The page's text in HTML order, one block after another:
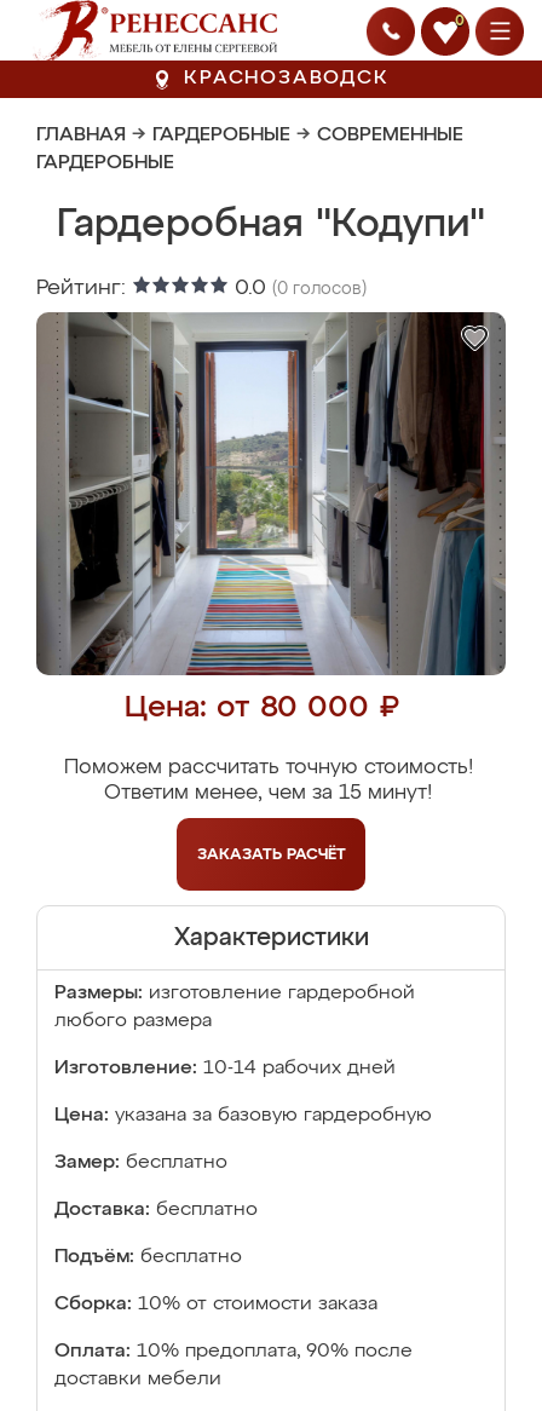
0
КРАСНОЗАВОДСК
ГЛАВНАЯ → ГАРДЕРОБНЫЕ → СОВРЕМЕННЫЕ
ГАРДЕРОБНЫЕ
Гардеробная "Кодупи"
Рейтинг: 0.0 (0 голосов)
Цена: от 80 000 ₽
Поможем рассчитать точную стоимость!
Ответим менее, чем за 15 минут!
ЗАКАЗАТЬ РАСЧЁТ
Характеристики
Размеры: изготовление гардеробной
любого размера
Изготовление: 10-14 рабочих дней
Цена: указана за базовую гардеробную
Замер: бесплатно
Доставка: бесплатно
Подъём: бесплатно
Сборка: 10% от стоимости заказа
Оплата: 10% предоплата, 90% после
доставки мебели